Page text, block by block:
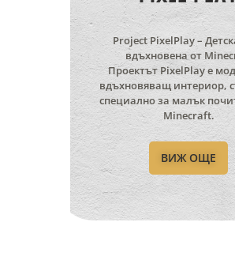
Project PixelPlay –
вдъхновена от
Проектът PixelPlay е
вдъхновяващ интериор,
специално за малък
Minecraft.
ВИЖ ОЩЕ